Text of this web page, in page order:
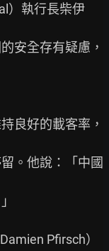
）執行長柴伊
安全存有疑慮，
良好的載客率，
。他說：「中國
Pfirsch）